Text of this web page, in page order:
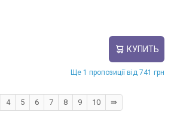
КУПИТЬ
Ще 1 пропозиції від 741 грн
4 5 6 7 8 9 10 ⇛